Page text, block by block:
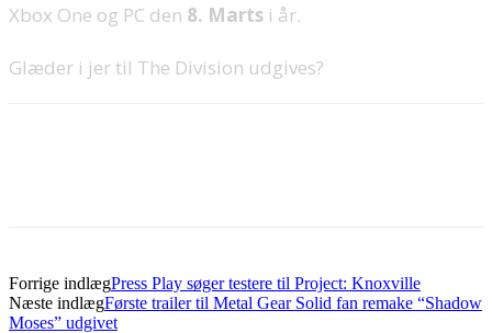
Xbox One og PC den 8. Marts i år.
Glæder i jer til The Division udgives?
Forrige indlægPress Play søger testere til Project: Knoxville
Næste indlægFørste trailer til Metal Gear Solid fan remake “Shadow
Moses” udgivet